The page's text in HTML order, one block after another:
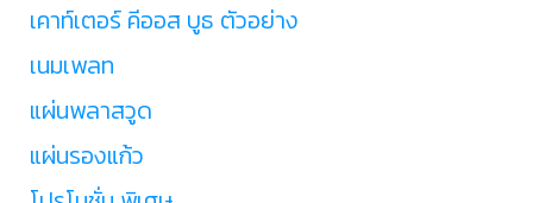
เคาท์เตอร์ คีออส บูธ ตัวอย่าง
เนมเพลท
แผ่นพลาสวูด
แผ่นรองแก้ว